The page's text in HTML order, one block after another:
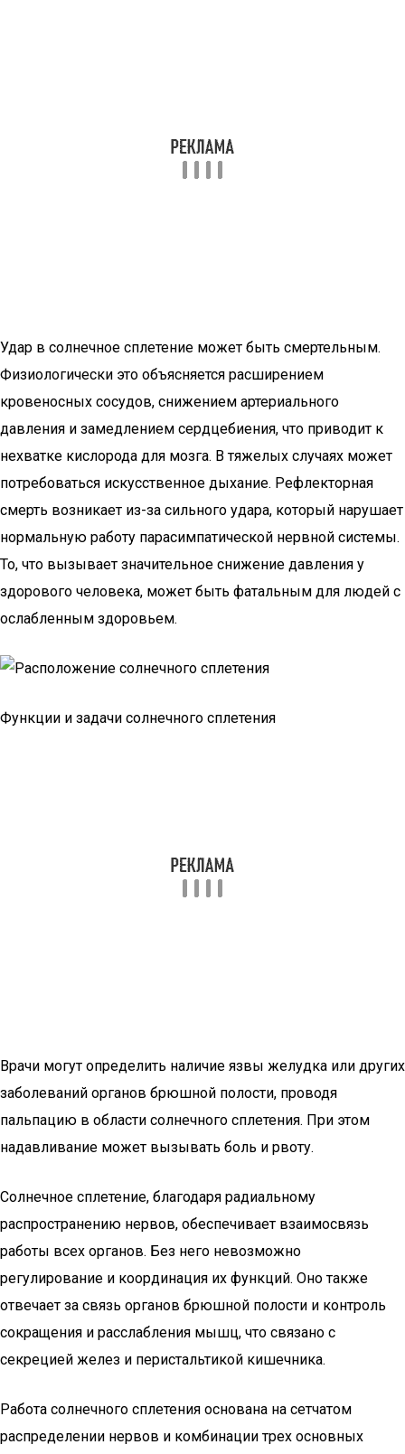
Удар в солнечное сплетение может быть смертельным.
Физиологически это объясняется расширением
кровеносных сосудов, снижением артериального
давления и замедлением сердцебиения, что приводит к
нехватке кислорода для мозга. В тяжелых случаях может
потребоваться искусственное дыхание. Рефлекторная
смерть возникает из-за сильного удара, который нарушает
нормальную работу парасимпатической нервной системы.
То, что вызывает значительное снижение давления у
здорового человека, может быть фатальным для людей с
ослабленным здоровьем.
Функции и задачи солнечного сплетения
Врачи могут определить наличие язвы желудка или других
заболеваний органов брюшной полости, проводя
пальпацию в области солнечного сплетения. При этом
надавливание может вызывать боль и рвоту.
Солнечное сплетение, благодаря радиальному
распространению нервов, обеспечивает взаимосвязь
работы всех органов. Без него невозможно
регулирование и координация их функций. Оно также
отвечает за связь органов брюшной полости и контроль
сокращения и расслабления мышц, что связано с
секрецией желез и перистальтикой кишечника.
Работа солнечного сплетения основана на сетчатом
распределении нервов и комбинации трех основных